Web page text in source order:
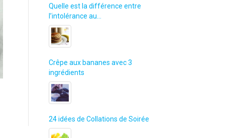
Quelle est la différence entre
l’intolérance au…
Crêpe aux bananes avec 3
ingrédients
24 idées de Collations de Soirée